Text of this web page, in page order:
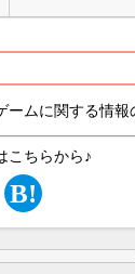
ームに関する情報
こちらから♪